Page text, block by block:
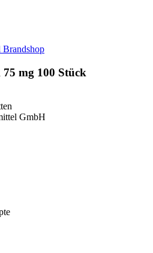
Brandshop
mg 100 Stück
GmbH